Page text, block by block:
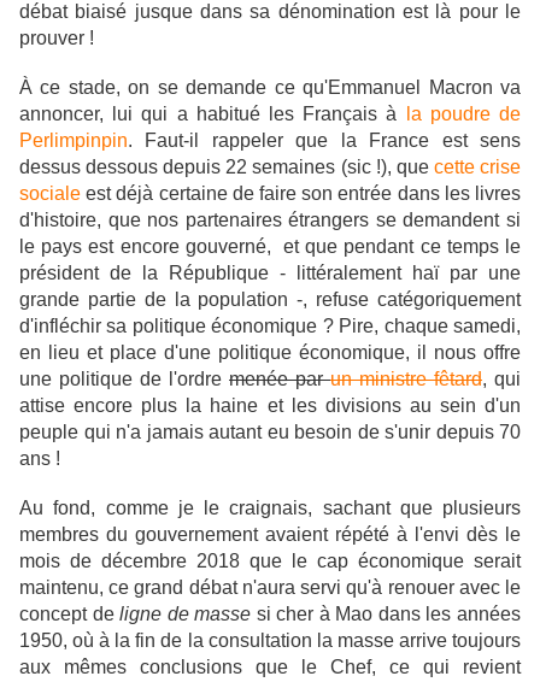
débat biaisé jusque dans sa dénomination est là pour le
prouver !
À ce stade, on se demande ce qu'Emmanuel Macron va
annoncer, lui qui a habitué les Français à
la poudre de
Perlimpinpin. Faut-il rappeler que la France est sens
dessus dessous depuis 22 semaines (sic !), que cette crise
sociale est déjà certaine de faire son entrée dans les livres
d'histoire, que nos partenaires étrangers se demandent si
le pays est encore gouverné, et que pendant ce temps le
président de la République - littéralement haï par une
grande partie de la population -, refuse catégoriquement
d'infléchir sa politique économique ? Pire, chaque samedi,
en lieu et place d'une politique économique, il nous offre
une politique de l'ordre menée parun ministre fêtard, qui
attise encore plus la haine et les divisions au sein d'un
peuple qui n'a jamais autant eu besoin de s'unir depuis 70
ans !
Au fond, comme je le craignais, sachant que plusieurs
membres du gouvernement avaient répété à l'envi dès le
mois de décembre 2018 que le cap économique serait
maintenu, ce grand débat n'aura servi qu'à renouer avec le
concept deligne de masse si cher à Mao dans les années
1950, où à la fin de la consultation la masse arrive toujours
aux mêmes conclusions que le Chef, ce qui revient